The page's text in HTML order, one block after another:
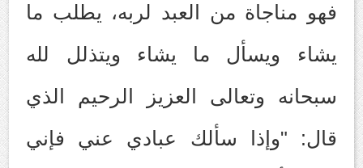
فهو مناجاة من العبد لربه، يطلب ما
يشاء ويسأل ما يشاء ويتذلل لله
سبحانه وتعالى العزيز الرحيم الذي
قال: "وإذا سألك عبادي عني فإني